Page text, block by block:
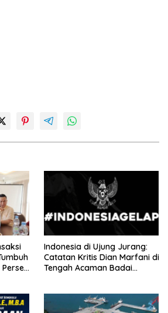
Indonesia di Ujung Jurang:
Catatan Kritis Dian Marfani di
Tengah Acaman Badai